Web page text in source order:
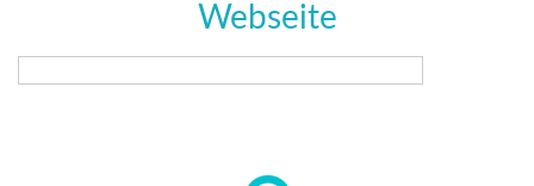
Webseite